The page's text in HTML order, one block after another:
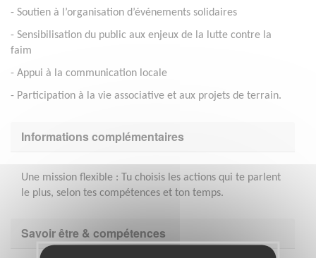
- Soutien à l’organisation d’événements solidaires
- Sensibilisation du public aux enjeux de la lutte contre la
faim
- Appui à la communication locale
- Participation à la vie associative et aux projets de terrain.
Informations complémentaires
Une mission flexible : Tu choisis les actions qui te parlent
le plus, selon tes compétences et ton temps.
Savoir être & compétences